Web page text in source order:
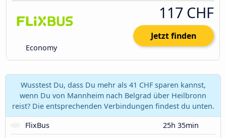
Economy
117 CHF
Jetzt finden
Wusstest Du, dass Du mehr als 41 CHF sparen kannst,
wenn Du von Mannheim nach Belgrad über Heilbronn
reist? Die entsprechenden Verbindungen findest du unten.
FlixBus
25h 35min